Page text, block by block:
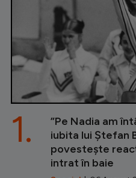
”Pe Nadia am
iubita lui Ștefan
povestește
intrat în baie
1.